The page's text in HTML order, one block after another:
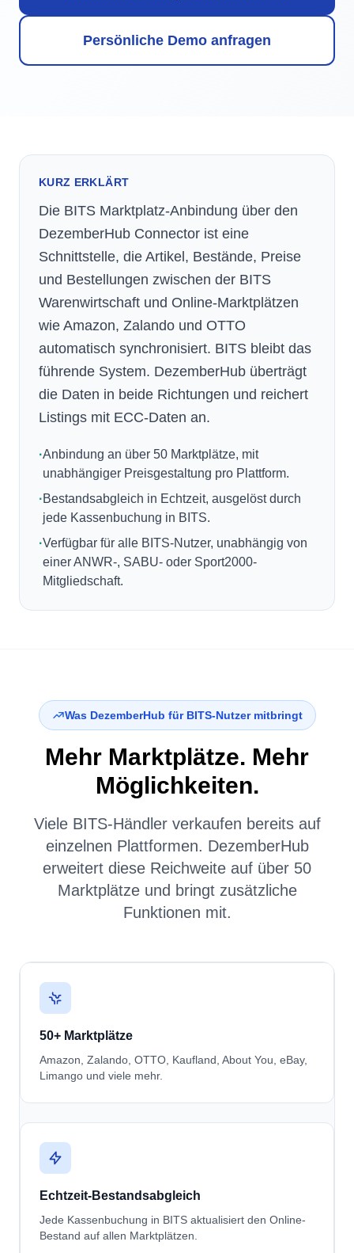
Persönliche Demo anfragen
KURZ ERKLÄRT
Die BITS Marktplatz-Anbindung über den
DezemberHub Connector ist eine
Schnittstelle, die Artikel, Bestände, Preise
und Bestellungen zwischen der BITS
Warenwirtschaft und Online-Marktplätzen
wie Amazon, Zalando und OTTO
automatisch synchronisiert. BITS bleibt das
führende System. DezemberHub überträgt
die Daten in beide Richtungen und reichert
Listings mit ECC-Daten an.
·Anbindung an über 50 Marktplätze, mit
unabhängiger Preisgestaltung pro Plattform.
·Bestandsabgleich in Echtzeit, ausgelöst durch
jede Kassenbuchung in BITS.
·Verfügbar für alle BITS-Nutzer, unabhängig von
einer ANWR-, SABU- oder Sport2000-
Mitgliedschaft.
Was DezemberHub für BITS-Nutzer mitbringt
Mehr Marktplätze. Mehr
Möglichkeiten.
Viele BITS-Händler verkaufen bereits auf
einzelnen Plattformen. DezemberHub
erweitert diese Reichweite auf über 50
Marktplätze und bringt zusätzliche
Funktionen mit.
50+ Marktplätze
Amazon, Zalando, OTTO, Kaufland, About You, eBay,
Limango und viele mehr.
Echtzeit-Bestandsabgleich
Jede Kassenbuchung in BITS aktualisiert den Online-
Bestand auf allen Marktplätzen.